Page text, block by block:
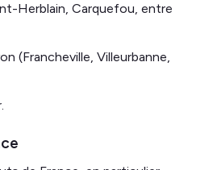
Herblain, Carquefou, entre
(Francheville, Villeurbanne,